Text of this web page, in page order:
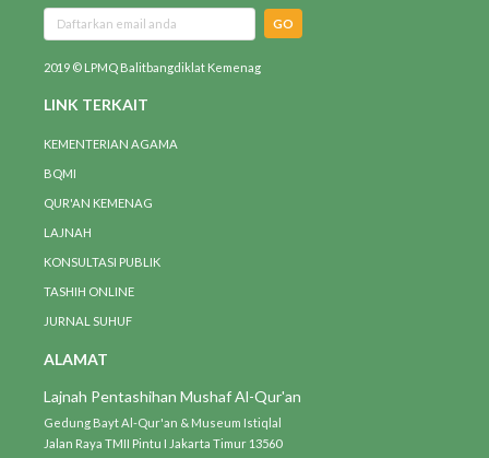
GO
2019 © LPMQ Balitbangdiklat Kemenag
LINK TERKAIT
KEMENTERIAN AGAMA
BQMI
QUR'AN KEMENAG
LAJNAH
KONSULTASI PUBLIK
TASHIH ONLINE
JURNAL SUHUF
ALAMAT
Lajnah Pentashihan Mushaf Al-Qur'an
Gedung Bayt Al-Qur'an & Museum Istiqlal
Jalan Raya TMII Pintu I Jakarta Timur 13560